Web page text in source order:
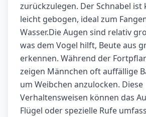
zurückzulegen. Der Schnabel
leicht gebogen, ideal zum
Wasser.Die Augen sind relativ
was dem Vogel hilft, Beute aus
erkennen. Während der
zeigen Männchen oft auffällige
um Weibchen anzulocken. Diese
Verhaltensweisen können das
Flügel oder spezielle Rufe